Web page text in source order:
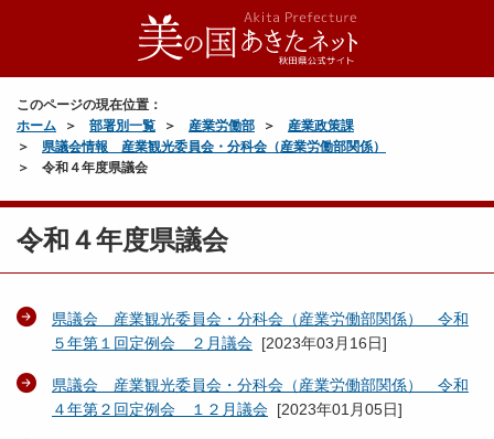
このページの現在位置：
ホーム
部署別一覧 産業労働部
産業政策課
県議会情報 産業観光委員会・分科会（産業労働部関係）
令和４年度県議会
令和４年度県議会
県議会 産業観光委員会・分科会（産業労働部関係） 令和
５年第１回定例会 ２月議会 [2023年03月16日]
県議会 産業観光委員会・分科会（産業労働部関係） 令和
４年第２回定例会 １２月議会 [2023年01月05日]